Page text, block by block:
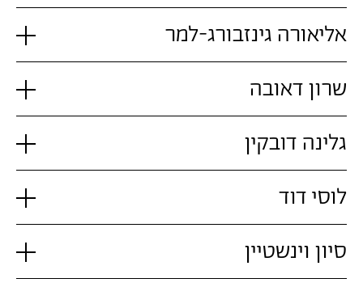
אליאורה גינזבורג-למר
שרון דאובה
גלינה דובקין
לוסי דוד
סיון וינשטיין